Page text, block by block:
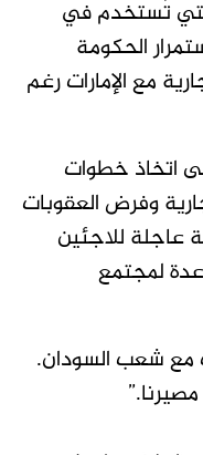
تُستخدم في
الحكومة
مع الإمارات رغم
اتخاذ خطوات
وفرض العقوبات
عاجلة للاجئين
لمجتمع
مع شعب السودان.